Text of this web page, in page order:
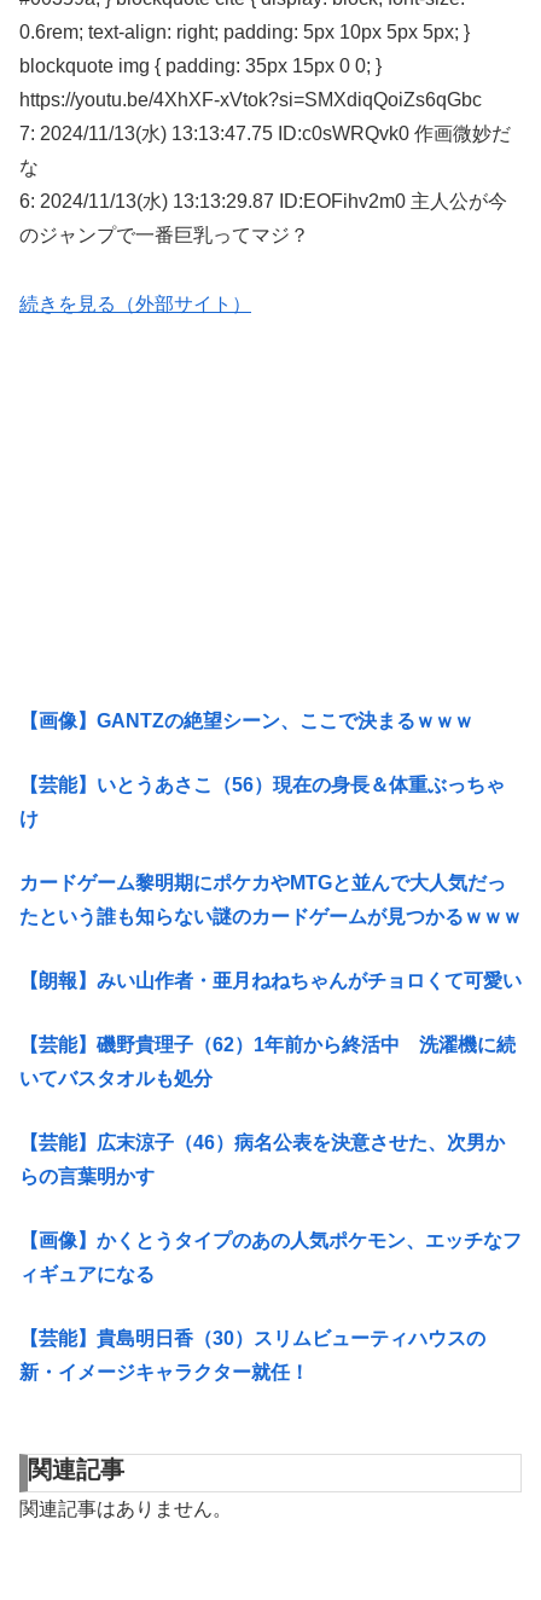
0.6rem; text-align: right; padding: 5px 10px 5px 5px; }
blockquote img { padding: 35px 15px 0 0; }
https://youtu.be/4XhXF-xVtok?si=SMXdiqQoiZs6qGbc
7: 2024/11/13(水) 13:13:47.75 ID:c0sWRQvk0 作画微妙だ
な
6: 2024/11/13(水) 13:13:29.87 ID:EOFihv2m0 主人公が今
のジャンプで一番巨乳ってマジ？
続きを見る（外部サイト）
【画像】GANTZの絶望シーン、ここで決まるｗｗｗ
【芸能】いとうあさこ（56）現在の身長＆体重ぶっちゃ
け
カードゲーム黎明期にポケカやMTGと並んで大人気だっ
たという誰も知らない謎のカードゲームが見つかるｗｗｗ
【朗報】みい山作者・亜月ねねちゃんがチョロくて可愛い
【芸能】磯野貴理子（62）1年前から終活中 洗濯機に続
いてバスタオルも処分
【芸能】広末涼子（46）病名公表を決意させた、次男か
らの言葉明かす
【画像】かくとうタイプのあの人気ポケモン、エッチなフ
ィギュアになる
【芸能】貴島明日香（30）スリムビューティハウスの
新・イメージキャラクター就任！
関連記事
関連記事はありません。